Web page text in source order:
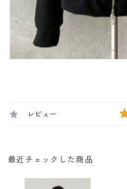
レビュー
最近チェックした商品